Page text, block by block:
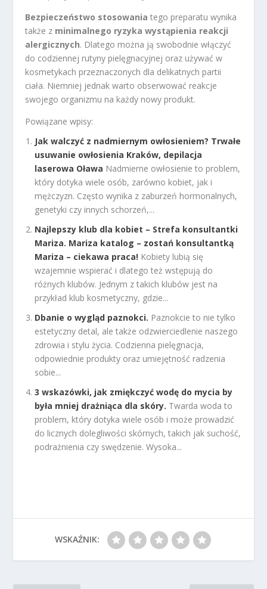
Bezpieczeństwo stosowania tego preparatu wynika
także z minimalnego ryzyka wystąpienia reakcji
alergicznych. Dlatego można ją swobodnie włączyć
do codziennej rutyny pielęgnacyjnej oraz używać w
kosmetykach przeznaczonych dla delikatnych partii
ciała. Niemniej jednak warto obserwować reakcje
swojego organizmu na każdy nowy produkt.
Powiązane wpisy:
Jak walczyć z nadmiernym owłosieniem? Trwałe
usuwanie owłosienia Kraków, depilacja
laserowa Oława Nadmierne owłosienie to problem,
który dotyka wiele osób, zarówno kobiet, jak i
mężczyzn. Często wynika z zaburzeń hormonalnych,
genetyki czy innych schorzeń,...
Najlepszy klub dla kobiet – Strefa konsultantki
Mariza. Mariza katalog – zostań konsultantką
Mariza – ciekawa praca! Kobiety lubią się
wzajemnie wspierać i dlatego też wstępują do
różnych klubów. Jednym z takich klubów jest na
przykład klub kosmetyczny, gdzie...
Dbanie o wygląd paznokci. Paznokcie to nie tylko
estetyczny detal, ale także odzwierciedlenie naszego
zdrowia i stylu życia. Codzienna pielęgnacja,
odpowiednie produkty oraz umiejętność radzenia
sobie...
3 wskazówki, jak zmiękczyć wodę do mycia by
była mniej drażniąca dla skóry. Twarda woda to
problem, który dotyka wiele osób i może prowadzić
do licznych dolegliwości skórnych, takich jak suchość,
podrażnienia czy swędzenie. Wysoka...
WSKAŹNIK: